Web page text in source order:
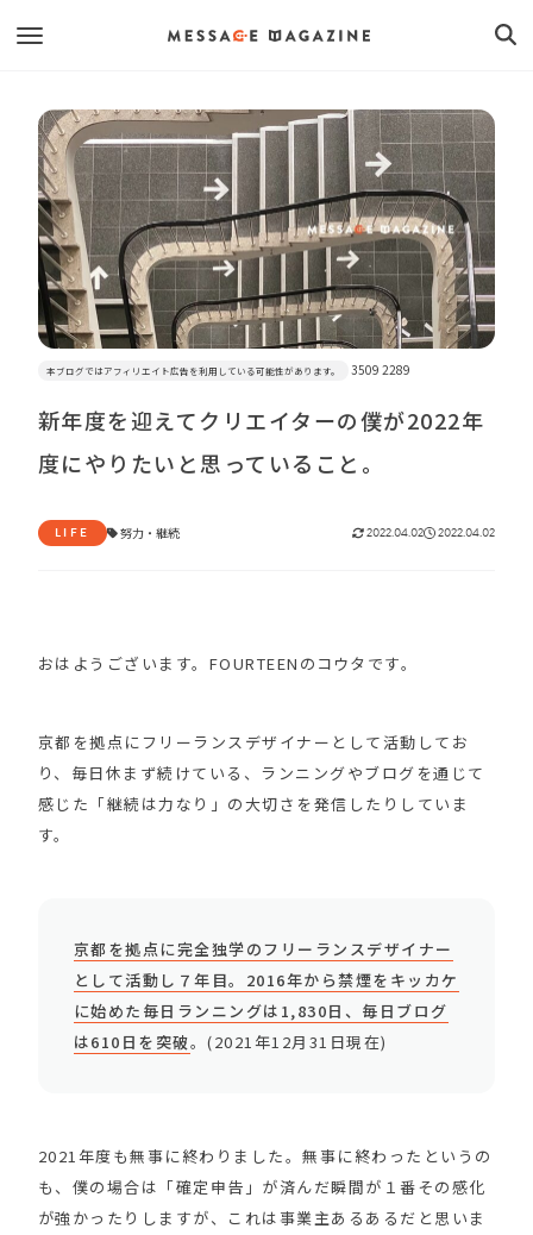
本ブログではアフィリエイト広告を利用している可能性があります。 3509 2289
新年度を迎えてクリエイターの僕が2022年
度にやりたいと思っていること。
LIFE 努力・ 継続 2022.04.02 2022.04.02
おはようございます。FOURTEENのコウタです。
京都を拠点にフリーランスデザイナーとして活動してお
り、毎日休まず続けている、ランニングやブログを通じて
感じた「継続は力なり」の大切さを発信したりしていま
す。
京都を拠点に完全独学のフリーランスデザイナー
として活動し７年目。2016年から禁煙をキッカケ
に始めた毎日ランニングは1,830日、毎日ブログ
は610日を突破。(2021年12月31日現在)
2021年度も無事に終わりました。無事に終わったというの
も、僕の場合は「確定申告」が済んだ瞬間が１番その感化
が強かったりしますが、これは事業主あるあるだと思いま